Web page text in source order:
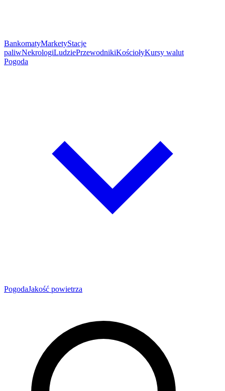
BankomatyMarketyStacje
paliwNekrologiLudziePrzewodnikiKościołyKursy walut
Pogoda
PogodaJakość powietrza